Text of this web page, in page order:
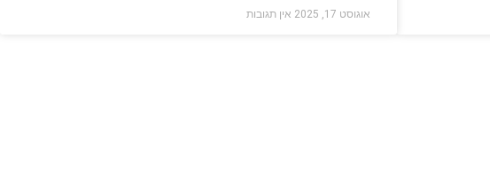
אוגוסט 17, 2025 אין תגובות